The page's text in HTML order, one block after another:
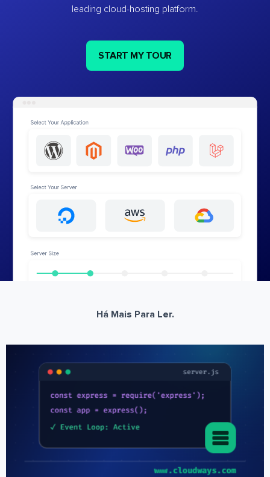
leading cloud-hosting platform.
START MY TOUR
Há Mais Para Ler.